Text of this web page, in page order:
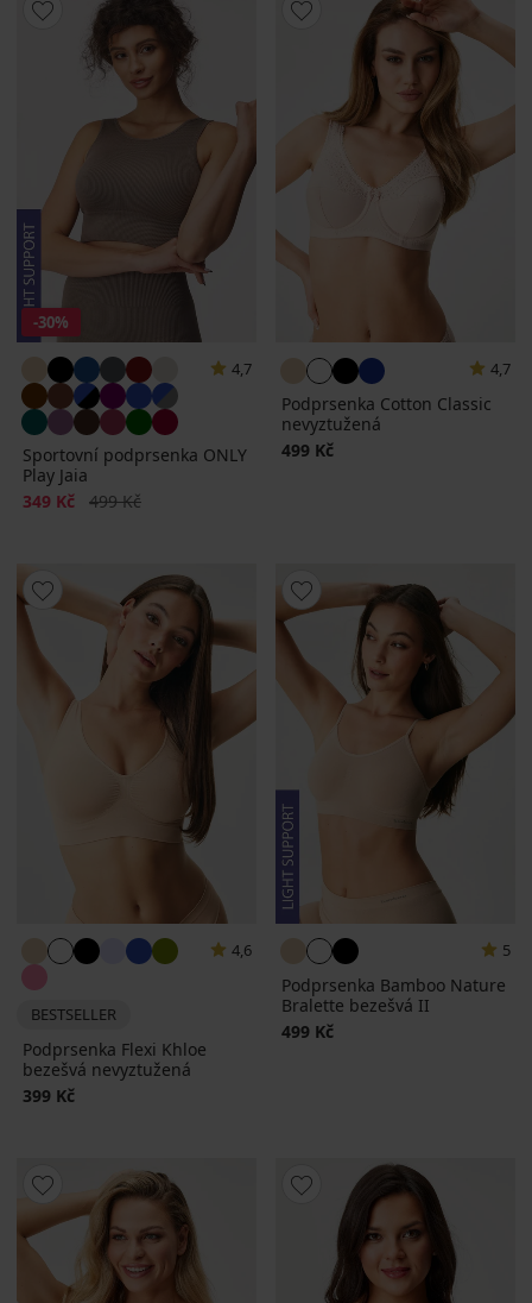
-30%
4,7
Sportovní podprsenka ONLY
Play Jaia
Sleva
349 Kč Původní cena
499 Kč
4,7
Podprsenka Cotton Classic
nevyztužená
499 Kč
4,6
BESTSELLER
Podprsenka Flexi Khloe
bezešvá nevyztužená
399 Kč
5
Podprsenka Bamboo Nature
Bralette bezešvá II
499 Kč